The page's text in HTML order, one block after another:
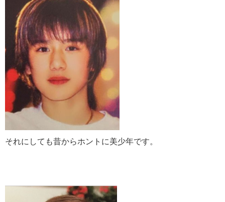
それにしても昔からホントに美少年です。